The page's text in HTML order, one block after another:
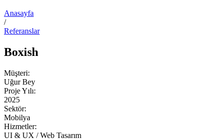
Anasayfa
/
Referanslar
Boxish
Müşteri:
Uğur Bey
Proje Yılı:
2025
Sektör:
Mobilya
Hizmetler:
UI & UX / Web Tasarım